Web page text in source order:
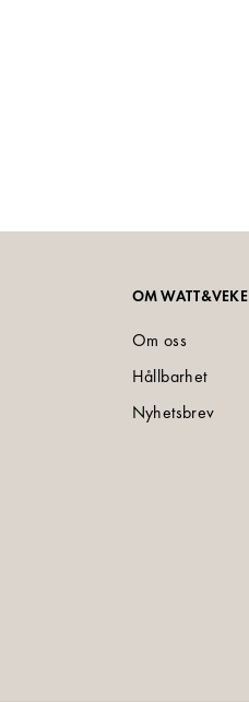
OM WATT&VEKE
Om oss
Hållbarhet
Nyhetsbrev